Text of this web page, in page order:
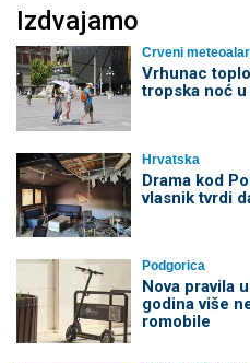
Izdvajamo
Crveni
Vrhunac
tropska noć
Hrvatska
Drama kod
vlasnik tvrdi
Podgorica
Nova pravila
godina više
romobile